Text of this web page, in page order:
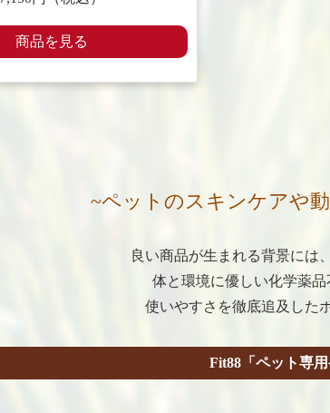
商品を見る
~ペットのスキンケアや
良い商品が生まれる背景には
体と環境に優しい化学薬品
使いやすさを徹底追及した
Fit88「ペット専